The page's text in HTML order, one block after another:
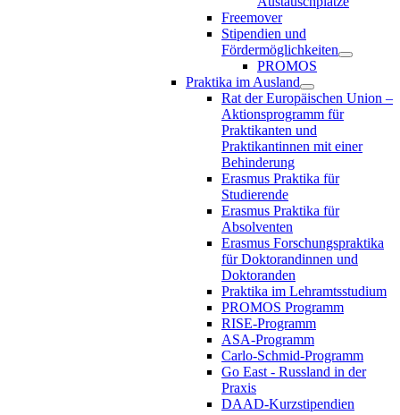
Freemover
Stipendien und
Fördermöglichkeiten
PROMOS
Praktika im Ausland
Rat der Europäischen Union –
Aktionsprogramm für
Praktikanten und
Praktikantinnen mit einer
Behinderung
Erasmus Praktika für
Studierende
Erasmus Praktika für
Absolventen
Erasmus Forschungspraktika
für Doktorandinnen und
Doktoranden
Praktika im Lehramtsstudium
PROMOS Programm
RISE-Programm
ASA-Programm
Carlo-Schmid-Programm
Go East - Russland in der
Praxis
DAAD-Kurzstipendien